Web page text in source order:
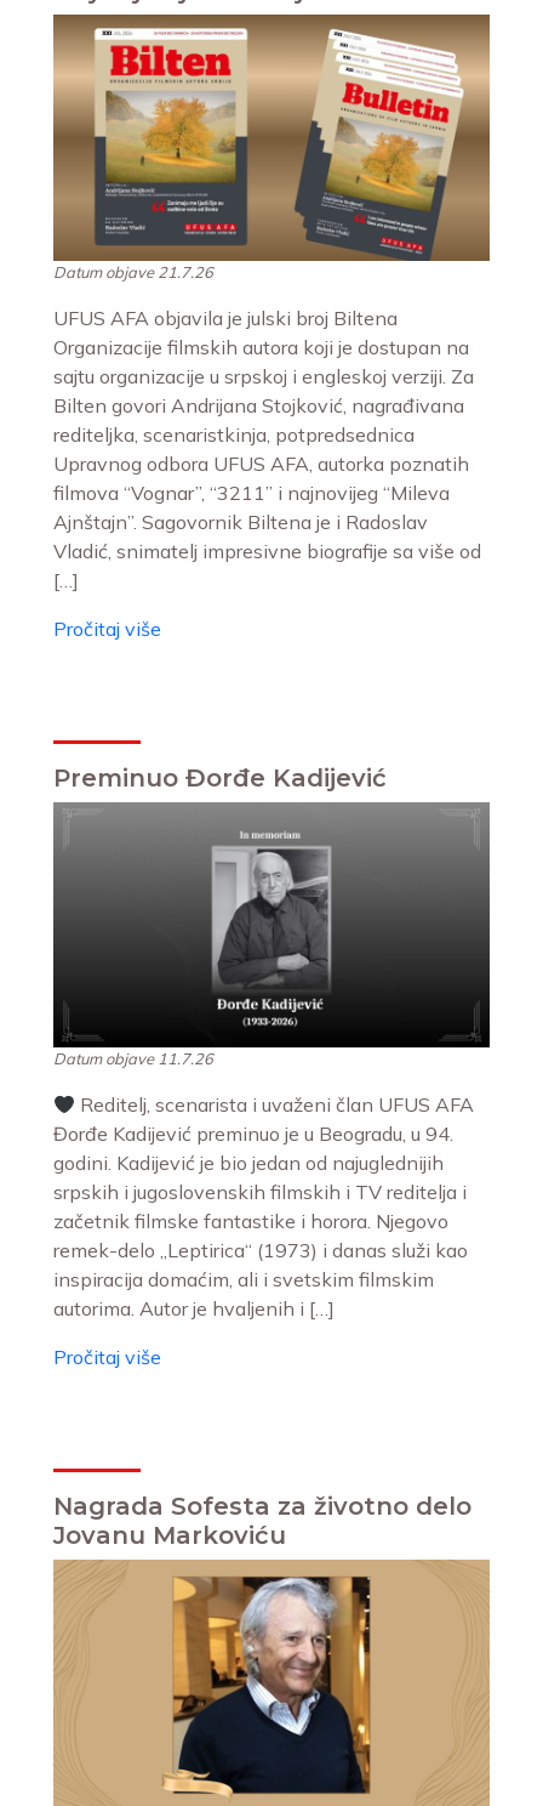
Datum objave 21.7.26
UFUS AFA objavila je julski broj Biltena
Organizacije filmskih autora koji je dostupan na
sajtu organizacije u srpskoj i engleskoj verziji. Za
Bilten govori Andrijana Stojković, nagrađivana
rediteljka, scenaristkinja, potpredsednica
Upravnog odbora UFUS AFA, autorka poznatih
filmova “Vognar”, “3211” i najnovijeg “Mileva
Ajnštajn”. Sagovornik Biltena je i Radoslav
Vladić, snimatelj impresivne biografije sa više od
[…]
Pročitaj više
Preminuo Đorđe Kadijević
Datum objave 11.7.26
Reditelj, scenarista i uvaženi član UFUS AFA
Đorđe Kadijević preminuo je u Beogradu, u 94.
godini. Kadijević je bio jedan od najuglednijih
srpskih i jugoslovenskih filmskih i TV reditelja i
začetnik filmske fantastike i horora. Njegovo
remek-delo „Leptirica“ (1973) i danas služi kao
inspiracija domaćim, ali i svetskim filmskim
autorima. Autor je hvaljenih i […]
Pročitaj više
Nagrada Sofesta za životno delo
Jovanu Markoviću